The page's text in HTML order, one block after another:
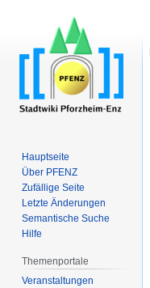
Hauptseite
Über PFENZ
Zufällige Seite
Letzte Änderungen
Semantische Suche
Hilfe
Themenportale
Veranstaltungen